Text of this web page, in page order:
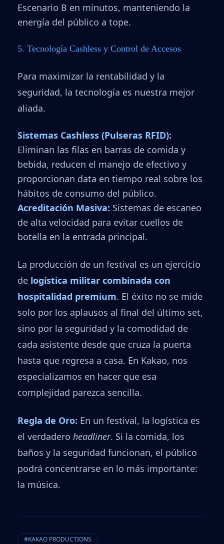
Escenario B en minutos, manteniendo la
energía del público a tope.
5. Tecnología Cashless y Control de Accesos
Para maximizar la rentabilidad y la
seguridad, la tecnología es nuestra mejor
aliada.
Sistemas Cashless (Pulseras RFID):
Eliminan las filas en barras de comida y
bebida, reducen el manejo de efectivo y
proporcionan data en tiempo real sobre los
hábitos de consumo del público.
Acreditación Masiva: Sistemas de escaneo
de alta velocidad para evitar cuellos de
botella en la entrada principal.
La producción de un festival es un ejercicio
de logística militar combinada con
hospitalidad premium. El éxito no se mide
solo por los aplausos al final del último set,
sino por la seguridad y la comodidad de
cada asistente desde que cruza la puerta
hasta que regresa a casa. En Kakao, nos
especializamos en hacer que esa
complejidad parezca sencilla.
Regla de Oro: En un festival, la logística es
el verdaderoheadliner. Si la comida, los
baños y la seguridad funcionan, el público
podrá concentrarse en lo más importante:
la música.
#KAKAO PRODUCTIONS